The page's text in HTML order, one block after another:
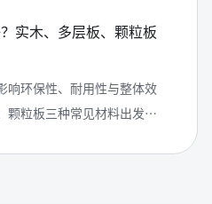
实木、多层板、颗粒板
响环保性、耐用性与整体效
颗粒板三种常见材料出发，